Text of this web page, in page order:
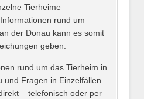
*
Tierheime
rund um
der Donau kann es somit
geben.
rund um das Tierheim in
und Fragen in Einzelfällen
– telefonisch oder per